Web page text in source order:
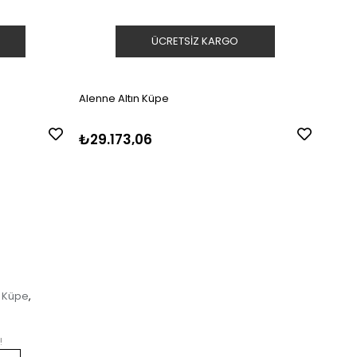
Alenne Altın Küpe
₺29.173,06
ÜCRETSIZ KARGO
Küpe,